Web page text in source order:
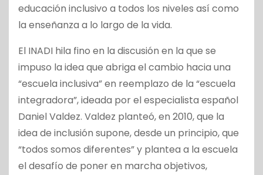
educación inclusivo a todos los niveles así como
la enseñanza a lo largo de la vida.
El INADI hila fino en la discusión en la que se
impuso la idea que abriga el cambio hacia una
“escuela inclusiva” en reemplazo de la “escuela
integradora”, ideada por el especialista español
Daniel Valdez. Valdez planteó, en 2010, que la
idea de inclusión supone, desde un principio, que
“todos somos diferentes” y plantea a la escuela
el desafío de poner en marcha objetivos,